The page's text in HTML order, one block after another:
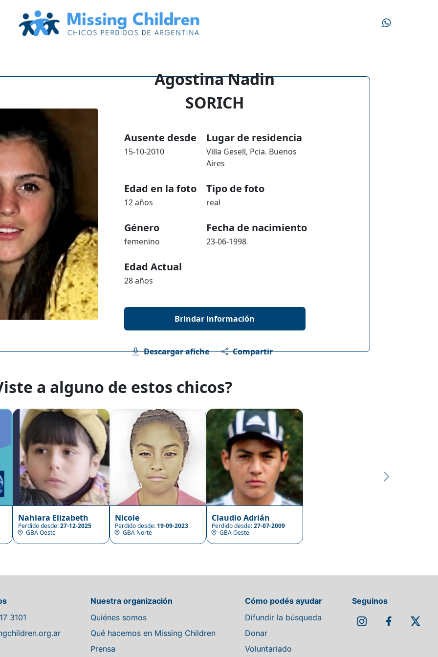
Agostina Nadin
SORICH
Ausente desde
15-10-2010
Lugar de residencia
Villa Gesell, Pcia. Buenos
Aires
Edad en la foto
12 años
Tipo de foto
real
Género
femenino
Fecha de nacimiento
23-06-1998
Edad Actual
28 años
Brindar información
Descargar afiche Compartir
a alguno de estos chicos?
Nahiara Elizabeth
Perdido desde:27-12-2025
GBA Oeste
Nicole
Perdido desde:19-09-2023
GBA Norte
Claudio Adrián
Perdido desde:27-07-2009
GBA Oeste
3101
Nuestra organización
Quiénes somos
Qué hacemos en Missing Children
Prensa
Cómo podés ayudar
Difundir la búsqueda
Donar
Voluntariado
Seguinos